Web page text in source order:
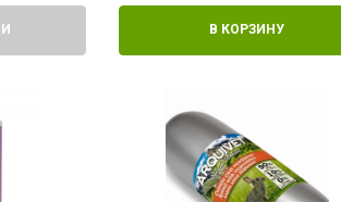
В КОРЗИНУ